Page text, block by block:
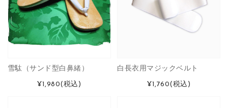
雪駄（サンド型白鼻緒）
¥1,980(税込)
白長衣用マジックベルト
¥1,760(税込)